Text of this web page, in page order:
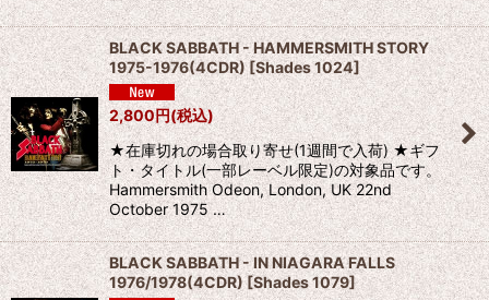
BLACK SABBATH - HAMMERSMITH STORY
1975-1976(4CDR)[Shades 1024]
2,800円(税込)
★在庫切れの場合取り寄せ(1週間で入荷) ★ギフ
ト・タイトル(一部レーベル限定)の対象品です。
Hammersmith Odeon, London, UK 22nd
October 1975 …
BLACK SABBATH - IN NIAGARA FALLS
1976/1978(4CDR)[Shades 1079]